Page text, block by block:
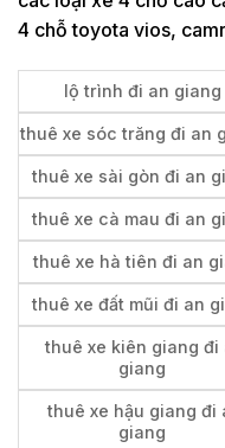
4 chỗ toyota vios,
lộ trình đi an giang
thuê xe sóc trăng đi an
thuê xe sài gòn đi an
thuê xe cà mau đi an
thuê xe hà tiên đi an
thuê xe đất mũi đi an
thuê xe kiên giang đi
giang
thuê xe hậu giang đi
giang